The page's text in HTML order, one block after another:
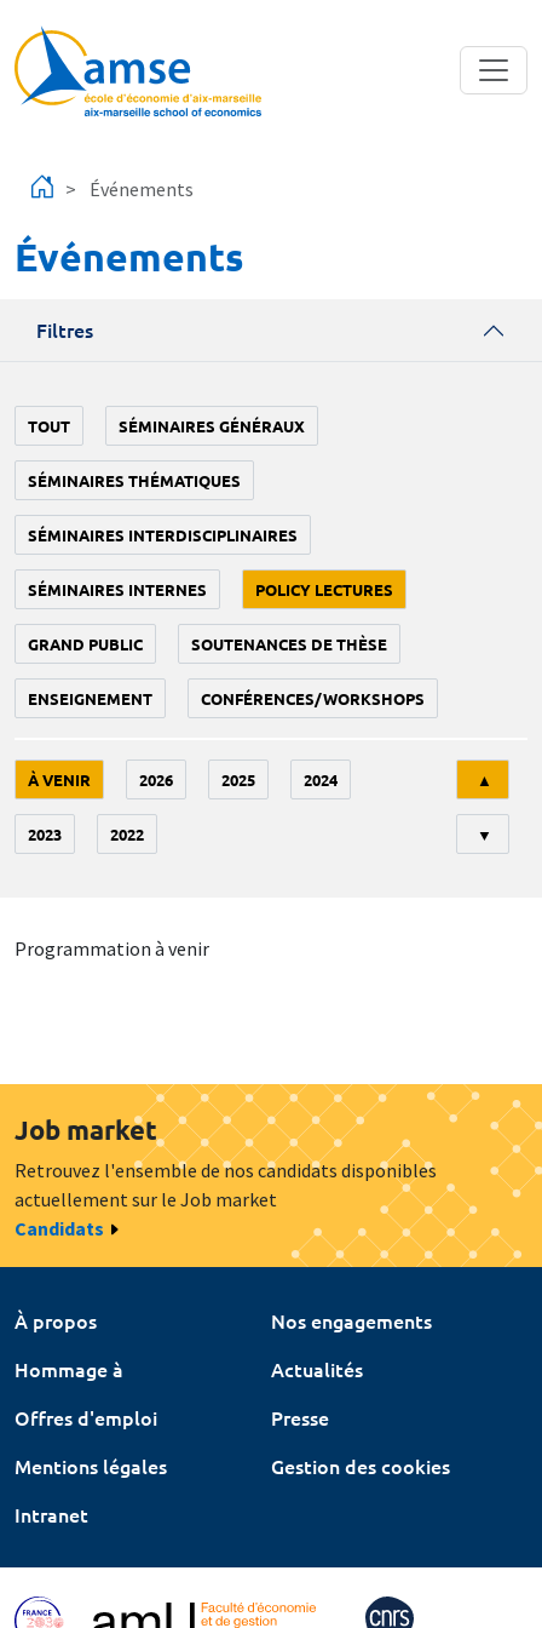
Événements
Événements
Filtres
TOUT SÉMINAIRES GÉNÉRAUX
SÉMINAIRES THÉMATIQUES
SÉMINAIRES INTERDISCIPLINAIRES
SÉMINAIRES INTERNES POLICY LECTURES
GRAND PUBLIC SOUTENANCES DE THÈSE
ENSEIGNEMENT CONFÉRENCES/WORKSHOPS
À VENIR 2026 2025 2024
2023 2022
▲
▼
Programmation à venir
Job market
Retrouvez l'ensemble de nos candidats disponibles
actuellement sur le Job market
Candidats
À propos
Nos engagements
Hommage à
Actualités
Offres d'emploi
Presse
Mentions légales
Gestion des cookies
Intranet